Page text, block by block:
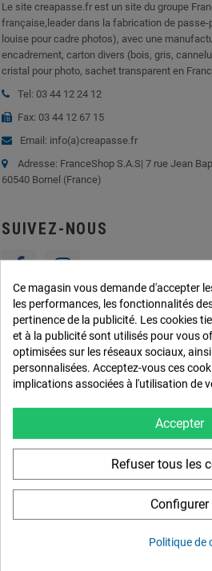
Le site creapasse.fr est un site du groupe
française,leader dans la fabrication de
louise pour cadre photos), avec une
encadrement, carton divers (bois, gris,
cristal pour photo, sachet transparent en
Tel: 03 44 12 24 12
Fax: 03 44 12 67 15
Email: info(a)creapasse.fr
Adresse: FranceShop S.A.S| 7 rue Jean
60540 Bornel (France)
SUIVEZ-NOUS
RECEVEZ NOS OFFRES
INFORMATION
Tirage photo et cadre sur-mesure toile et
Tout pour l'encadrement sur-mesure
Ce magasin vous demande d'accepter
les performances, les fonctionnalités
pertinence de la publicité. Les cookies
et à la publicité sont utilisés pour vous
optimisées sur les réseaux sociaux,
personnalisées. Acceptez-vous ces
implications associées à l'utilisation de
Accepter
Refuser tous les
Configurer
Politique de